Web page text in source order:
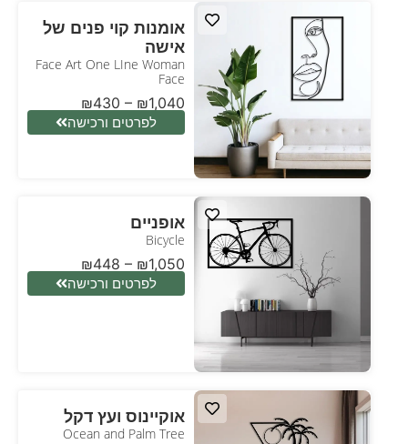
אומנות קוי פנים של
אישה
Face Art One LIne Woman
Face
₪430 – ₪1,040
לפרטים ורכישה
אופניים
Bicycle
₪448 – ₪1,050
לפרטים ורכישה
אוקיינוס ועץ דקל
Ocean and Palm Tree